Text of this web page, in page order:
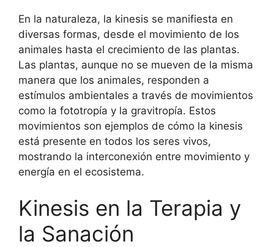
En la naturaleza, la kinesis se manifiesta en
diversas formas, desde el movimiento de los
animales hasta el crecimiento de las plantas.
Las plantas, aunque no se mueven de la misma
manera que los animales, responden a
estímulos ambientales a través de movimientos
como la fototropía y la gravitropía. Estos
movimientos son ejemplos de cómo la kinesis
está presente en todos los seres vivos,
mostrando la interconexión entre movimiento y
energía en el ecosistema.
Kinesis en la Terapia y
la Sanación